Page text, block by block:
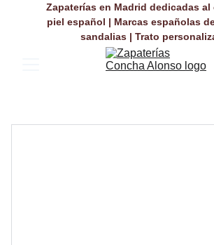
Zapaterías en Madrid dedicadas al
piel español | Marcas españolas
sandalias | Trato